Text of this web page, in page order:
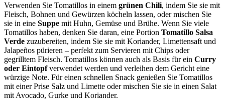
Verwenden Sie Tomatillos in einem grünen Chili, indem Sie sie mit
Fleisch, Bohnen und Gewürzen köcheln lassen, oder mischen Sie
sie in eine Suppe mit Huhn, Gemüse und Brühe. Wenn Sie viele
Tomatillos haben, denken Sie daran, eine Portion Tomatillo Salsa
Verde zuzubereiten, indem Sie sie mit Koriander, Limettensaft und
Jalapeños pürieren – perfekt zum Servieren mit Chips oder
gegrilltem Fleisch. Tomatillos können auch als Basis für ein Curry
oder Eintopfverwendet werden und verleihen dem Gericht eine
würzige Note. Für einen schnellen Snack genießen Sie Tomatillos
mit einer Prise Salz und Limette oder mischen Sie sie in einen Salat
mit Avocado, Gurke und Koriander.